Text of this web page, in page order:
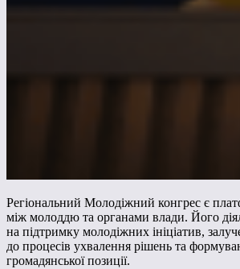
Регіональний Молодіжний конгрес є
між молоддю та органами влади. Його
на підтримку молодіжних ініціатив,
до процесів ухвалення рішень та
громадянської позиції.